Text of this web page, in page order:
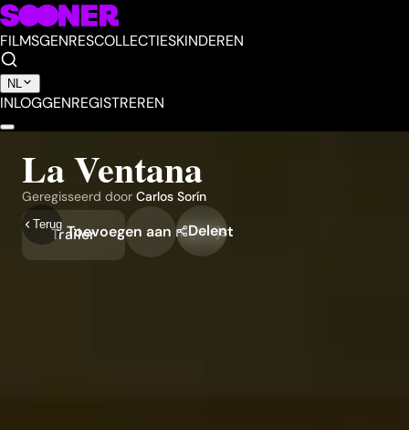
FILMSGENRESCOLLECTIESKINDEREN
NL
INLOGGENREGISTREREN
Terug
La Ventana
Geregisseerd door Carlos Sorín
Trailer
Toevoegen aan mijn lijst
Delen